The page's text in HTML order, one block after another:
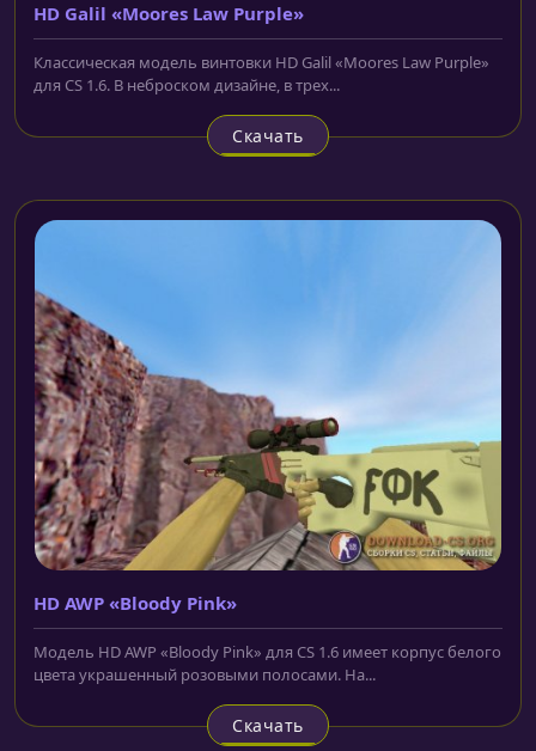
HD Galil «Moores Law Purple»
Классическая модель винтовки HD Galil «Moores Law Purple»
для CS 1.6. В неброском дизайне, в трех...
Скачать
HD AWP «Bloody Pink»
Модель HD AWP «Bloody Pink» для CS 1.6 имеет корпус белого
цвета украшенный розовыми полосами. На...
Скачать